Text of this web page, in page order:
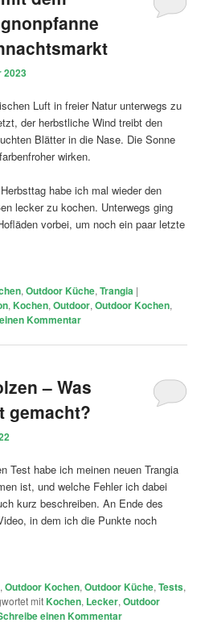
2023
Luft in freier Natur unterwegs zu
der herbstliche Wind treibt den
Blätter in die Nase. Die Sonne
wirken.
habe ich mal wieder den
lecker zu kochen. Unterwegs ging
vorbei, um noch ein paar letzte
,Outdoor Küche,Trangia |
,Kochen,Outdoor,Outdoor Kochen,
Kommentar
– Was
gemacht?
Test habe ich meinen neuen Trangia
ist, und welche Fehler ich dabei
kurz beschreiben. An Ende des
in dem ich die Punkte noch
,Outdoor Kochen,Outdoor Küche,Tests,
mitKochen, Lecker,Outdoor
einen Kommentar